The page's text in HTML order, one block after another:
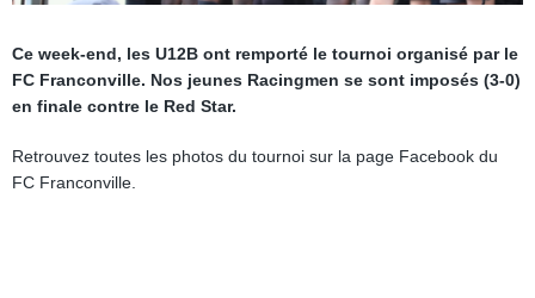
Ce week-end, les U12B ont remporté le tournoi organisé par le
FC Franconville. Nos jeunes Racingmen se sont imposés (3-0)
en finale contre le Red Star.
Retrouvez toutes les photos du tournoi sur la page Facebook du
FC Franconville.